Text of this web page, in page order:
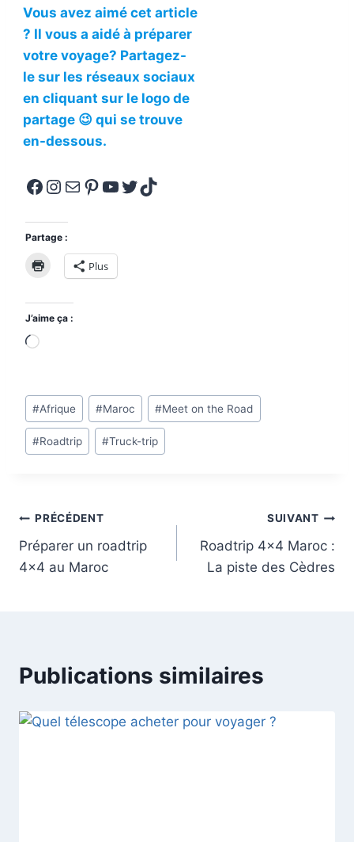
Vous avez aimé cet article
? Il vous a aidé à préparer
votre voyage? Partagez-
le sur les réseaux sociaux
en cliquant sur le logo de
partage 😉 qui se trouve
en-dessous.
Facebook Instagram E-mail Pinterest YouTube Twitter TikTok
Partage :
Plus
J’aime ça :
C
r
g
e
n
…
Étiquettes
de
la
#Afrique #Maroc #Meet on the Road
#Roadtrip #Truck-trip
Navigation
de
PRÉCÉDENT
Préparer un roadtrip
4×4 au Maroc
SUIVANT
Roadtrip 4×4 Maroc :
La piste des Cèdres
Publications similaires